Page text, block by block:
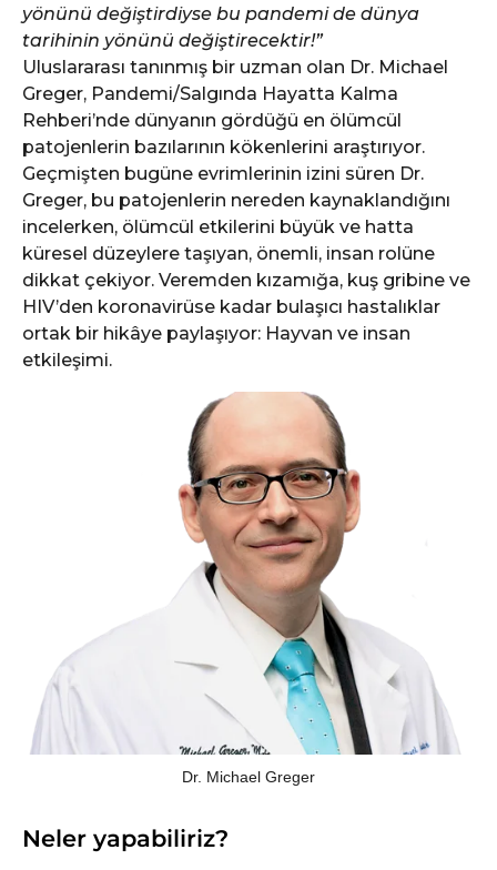
yönünü değiştirdiyse bu pandemi de dünya
tarihinin yönünü değiştirecektir!”
Uluslararası tanınmış bir uzman olan Dr. Michael
Greger, Pandemi/Salgında Hayatta Kalma
Rehberi’nde dünyanın gördüğü en ölümcül
patojenlerin bazılarının kökenlerini araştırıyor.
Geçmişten bugüne evrimlerinin izini süren Dr.
Greger, bu patojenlerin nereden kaynaklandığını
incelerken, ölümcül etkilerini büyük ve hatta
küresel düzeylere taşıyan, önemli, insan rolüne
dikkat çekiyor. Veremden kızamığa, kuş gribine ve
HIV’den koronavirüse kadar bulaşıcı hastalıklar
ortak bir hikâye paylaşıyor: Hayvan ve insan
etkileşimi.
Dr. Michael Greger
Neler yapabiliriz?